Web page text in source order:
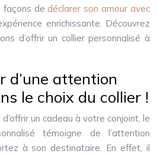
façons dedéclarer son amour avec
enrichissante. Découvrez
d’offrir un collier personnalisé à
d’une attention
le choix du collier !
d’offrir un cadeau à votre conjoint, le
témoigne de l’attention
à son destinataire. En effet, il